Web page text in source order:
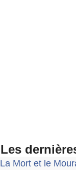
Les
La Mort et le